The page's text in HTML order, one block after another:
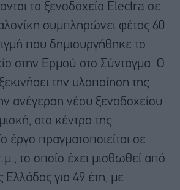
τα ξενοδοχεία Electra σε
συμπληρώνει φέτος 60
που δημιουργήθηκε το
στην Ερμού στο Σύνταγμα. Ο
την υλοποίηση της
ανέγερση νέου ξενοδοχείου
στο κέντρο της
έργο πραγματοποιείται σε
το οποίο έχει μισθωθεί από
Ελλάδος για 49 έτη, με